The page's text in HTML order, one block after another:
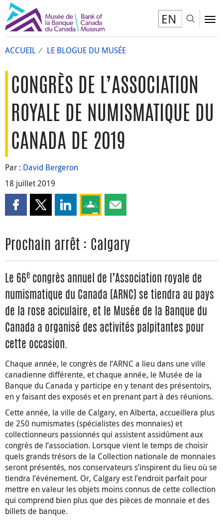
EN
ACCUEIL LE BLOGUE DU MUSÉE
CONGRÈS DE L’ASSOCIATION
ROYALE DE NUMISMATIQUE DU
CANADA DE 2019
Par : David Bergeron
18 juillet 2019
Partager cette page sur Facebook
Partager cette page sur X
Partager cette page sur LinkedIn
Partagez cette page sur Google
Partager cette page par
Prochain arrêt : Calgary
Le 66e congrès annuel de l’Association royale de
numismatique du Canada (ARNC) se tiendra au pays
de la rose aciculaire, et le Musée de la Banque du
Canada a organisé des activités palpitantes pour
cette occasion.
Chaque année, le congrès de l’ARNC a lieu dans une ville
canadienne différente, et chaque année, le Musée de la
Banque du Canada y participe en y tenant des présentoirs,
en y faisant des exposés et en prenant part à des réunions.
Cette année, la ville de Calgary, en Alberta, accueillera plus
de 250 numismates (spécialistes des monnaies) et
collectionneurs passionnés qui assistent assidûment aux
congrès de l’association. Lorsque vient le temps de choisir
quels grands trésors de la Collection nationale de monnaies
seront présentés, nos conservateurs s’inspirent du lieu où se
tiendra l’événement. Or, Calgary est l’endroit parfait pour
mettre en valeur les objets moins connus de cette collection
qui comprend bien plus que des pièces de monnaie et des
billets de banque.